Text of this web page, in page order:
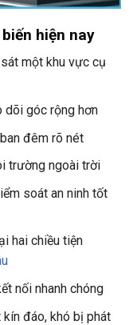
hiện nay
một khu vực cụ
dõi góc rộng hơn
đêm rõ nét
trường ngoài trời
soát an ninh tốt
hai chiều tiện
nối nhanh chóng
đáo, khó bị phát